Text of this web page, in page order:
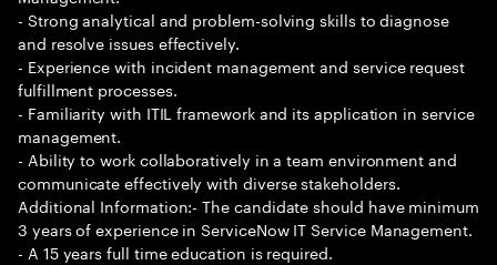
- Strong analytical and problem-solving skills to diagnose
and resolve issues effectively.
- Experience with incident management and service request
fulfillment processes.
- Familiarity with ITIL framework and its application in service
management.
- Ability to work collaboratively in a team environment and
communicate effectively with diverse stakeholders.
Additional Information:- The candidate should have minimum
3 years of experience in ServiceNow IT Service Management.
- A 15 years full time education is required.